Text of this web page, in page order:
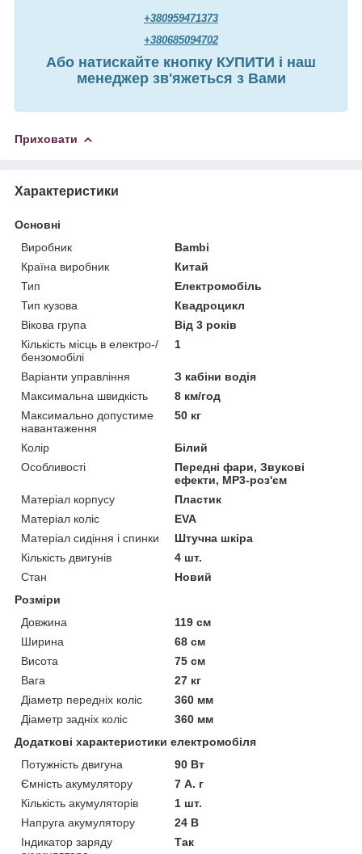
+380959471373
+380685094702
Або натискайте кнопку КУПИТИ і наш
менеджер зв'яжеться з Вами
Приховати
Характеристики
Основні
Виробник
Bambi
Країна виробник
Китай
Тип
Електромобіль
Тип кузова
Квадроцикл
Вікова група
Від 3 років
Кількість місць в електро-/
бензомобілі
1
Варіанти управління
З кабіни водія
Максимальна швидкість
8 км/год
Максимально допустиме
навантаження
50 кг
Колір
Білий
Особливості
Передні фари, Звукові
ефекти, MP3-роз'єм
Матеріал корпусу
Пластик
Матеріал коліс
EVA
Матеріал сидіння і спинки
Штучна шкіра
Кількість двигунів
4 шт.
Стан
Новий
Розміри
Довжина
119 см
Ширина
68 см
Висота
75 см
Вага
27 кг
Діаметр передніх коліс
360 мм
Діаметр задніх коліс
360 мм
Додаткові характеристики електромобіля
Потужність двигуна
90 Вт
Ємність акумулятору
7 А. г
Кількість акумуляторів
1 шт.
Напруга акумулятору
24 В
Індикатор заряду
Так